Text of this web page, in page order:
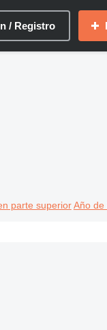
/ Registro
parte superior Año de